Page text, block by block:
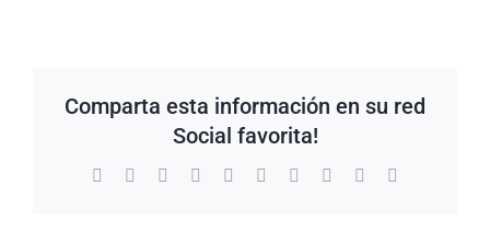
Comparta esta información en su red
Social favorita!
Facebook Reddit LinkedInWhatsApp
TumblrPinterest Xing